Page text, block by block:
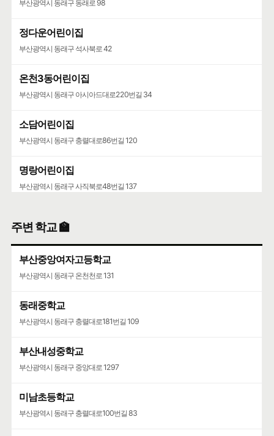
부산광역시 동래구 석사북로 93
부산광역시 동래구 동래로 98
정다운어린이집
부산광역시 동래구 석사북로 42
온천3동어린이집
부산광역시 동래구 아시아드대로220번길 34
소담어린이집
부산광역시 동래구 충렬대로86번길 120
명랑어린이집
부산광역시 동래구 사직북로48번길 137
주변 학교 🏫
부산중앙여자고등학교
부산광역시 동래구 온천천로 131
동래중학교
부산광역시 동래구 충렬대로181번길 109
부산내성중학교
부산광역시 동래구 중앙대로 1297
미남초등학교
부산광역시 동래구 충렬대로100번길 83